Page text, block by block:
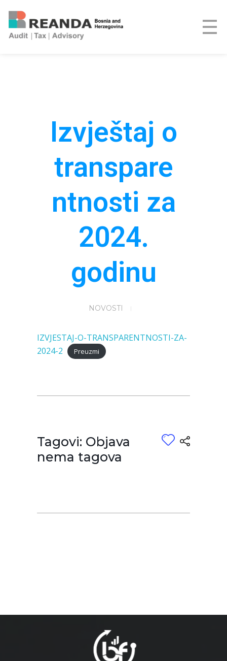
Izvještaj o
transpare
ntnosti za
2024.
godinu
NOVOSTI
IZVJESTAJ-O-TRANSPARENTNOSTI-ZA-
2024-2
Preuzmi
Tagovi: Objava
nema tagova